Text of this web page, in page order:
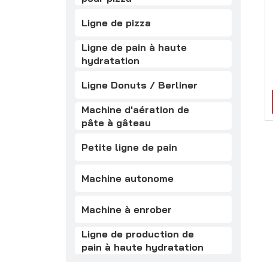
Ligne de pizza
Ligne de pain à haute
hydratation
Ligne Donuts / Berliner
Machine d'aération de
pâte à gâteau
Petite ligne de pain
Machine autonome
Machine à enrober
Ligne de production de
pain à haute hydratation